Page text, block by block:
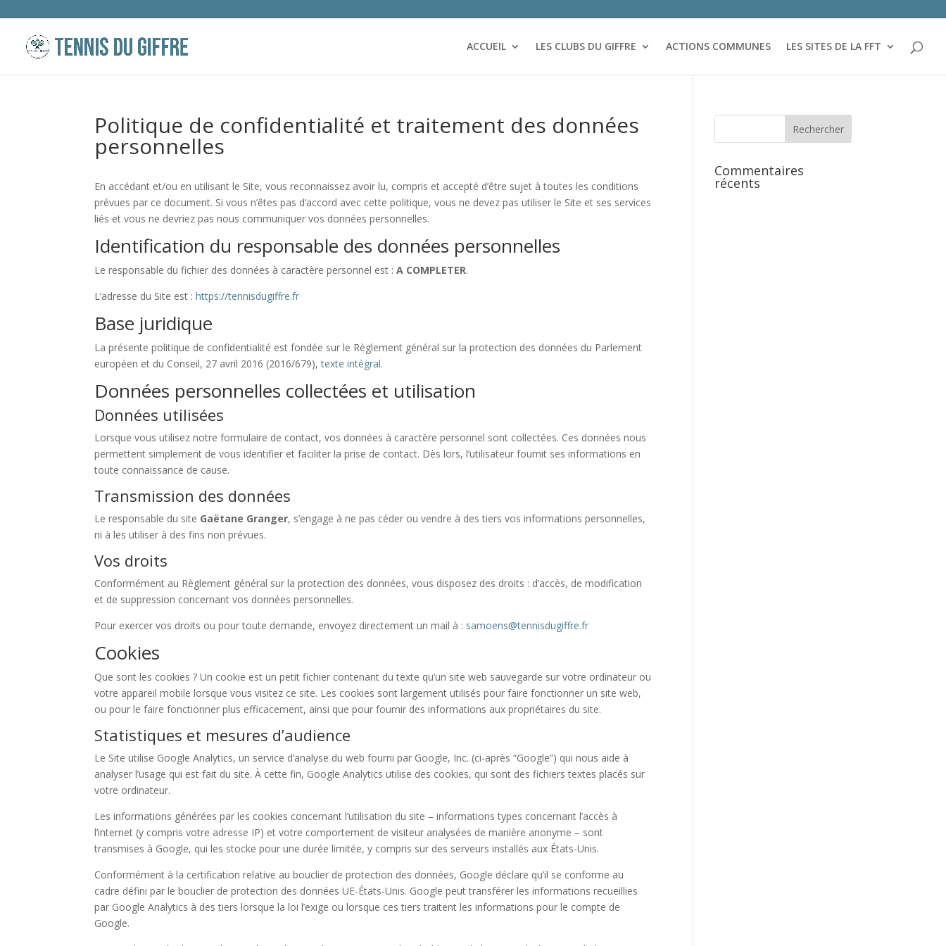
ACCUEIL LES CLUBS DU GIFFRE ACTIONS COMMUNES LES SITES DE LA FFT
Politique de confidentialité et traitement des données
personnelles
En accédant et/ou en utilisant le Site, vous reconnaissez avoir lu, compris et accepté d’être sujet à toutes les conditions
prévues par ce document. Si vous n’êtes pas d’accord avec cette politique, vous ne devez pas utiliser le Site et ses services
liés et vous ne devriez pas nous communiquer vos données personnelles.
Identification du responsable des données personnelles
Le responsable du fichier des données à caractère personnel est :A COMPLETER.
L’adresse du Site est :https://tennisdugiffre.fr
Base juridique
La présente politique de confidentialité est fondée sur le Règlement général sur la protection des données du Parlement
européen et du Conseil, 27 avril 2016 (2016/679),texte intégral.
Données personnelles collectées et utilisation
Données utilisées
Lorsque vous utilisez notre formulaire de contact, vos données à caractère personnel sont collectées. Ces données nous
permettent simplement de vous identifier et faciliter la prise de contact. Dès lors, l’utilisateur fournit ses informations en
toute connaissance de cause.
Transmission des données
Le responsable du site Gaëtane Granger, s’engage à ne pas céder ou vendre à des tiers vos informations personnelles,
ni à les utiliser à des fins non prévues.
Vos droits
Conformément au Règlement général sur la protection des données, vous disposez des droits : d’accès, de modification
et de suppression concernant vos données personnelles.
Pour exercer vos droits ou pour toute demande, envoyez directement un mail à : samoens@tennisdugiffre.fr
Cookies
Que sont les cookies ? Un cookie est un petit fichier contenant du texte qu’un site web sauvegarde sur votre ordinateur ou
votre appareil mobile lorsque vous visitez ce site. Les cookies sont largement utilisés pour faire fonctionner un site web,
ou pour le faire fonctionner plus efficacement, ainsi que pour fournir des informations aux propriétaires du site.
Statistiques et mesures d’audience
Le Site utilise Google Analytics, un service d’analyse du web fourni par Google, Inc. (ci-après “Google”) qui nous aide à
analyser l’usage qui est fait du site. À cette fin, Google Analytics utilise des cookies, qui sont des fichiers textes placés sur
votre ordinateur.
Les informations générées par les cookies concernant l’utilisation du site – informations types concernant l’accès à
l’internet (y compris votre adresse IP) et votre comportement de visiteur analysées de manière anonyme – sont
transmises à Google, qui les stocke pour une durée limitée, y compris sur des serveurs installés aux États-Unis.
Conformément à la certification relative au bouclier de protection des données, Google déclare qu’il se conforme au
cadre défini par le bouclier de protection des données UE-États-Unis. Google peut transférer les informations recueillies
par Google Analytics à des tiers lorsque la loi l’exige ou lorsque ces tiers traitent les informations pour le compte de
Google.
Commentaires
récents